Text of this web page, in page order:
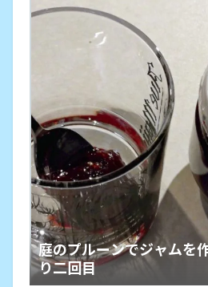
庭のプルーンでジャムを
り二回目